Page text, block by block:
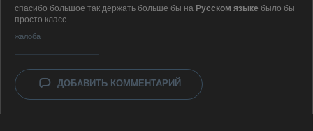
спасибо большое так держать больше бы на Русском языке было бы
просто класс
жалоба
ДОБАВИТЬ КОММЕНТАРИЙ